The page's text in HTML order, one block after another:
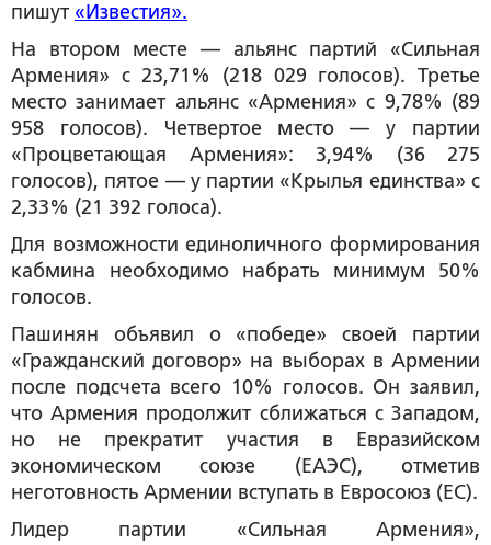
пишут «Известия».
На втором месте — альянс партий «Сильная
Армения» с 23,71% (218 029 голосов). Третье
место занимает альянс «Армения» с 9,78% (89
958 голосов). Четвертое место — у партии
«Процветающая Армения»: 3,94% (36 275
голосов), пятое — у партии «Крылья единства» с
2,33% (21 392 голоса).
Для возможности единоличного формирования
кабмина необходимо набрать минимум 50%
голосов.
Пашинян объявил о «победе» своей партии
«Гражданский договор» на выборах в Армении
после подсчета всего 10% голосов. Он заявил,
что Армения продолжит сближаться с Западом,
но не прекратит участия в Евразийском
экономическом союзе (ЕАЭС), отметив
неготовность Армении вступать в Евросоюз (ЕС).
Лидер партии «Сильная Армения»,